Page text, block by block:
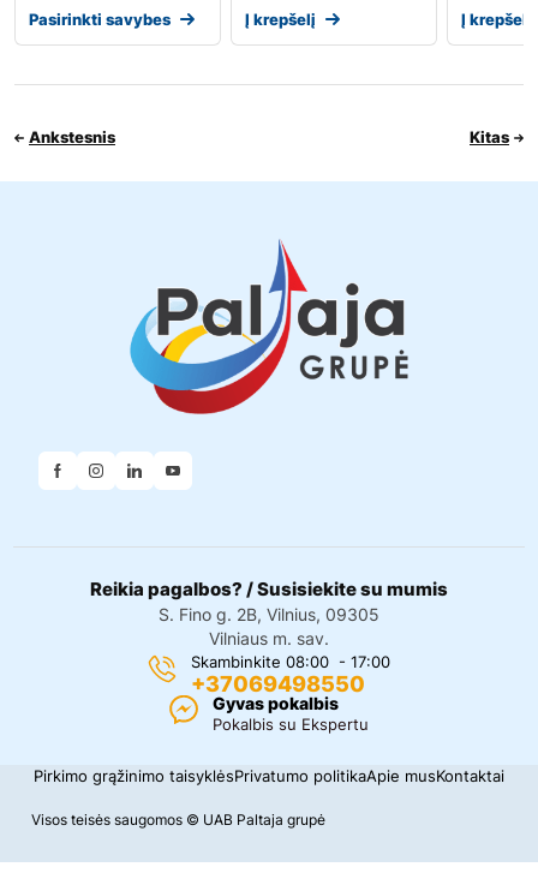
Pasirinkti savybes Į krepšelį Į krepšelį
Ankstesnis Kitas
Reikia pagalbos? / Susisiekite su mumis
S. Fino g. 2B, Vilnius, 09305
Vilniaus m. sav.
Skambinkite 08:00 - 17:00
+37069498550
Gyvas pokalbis
Pokalbis su Ekspertu
Visos teisės saugomos © UAB Paltaja grupė
Pirkimo grąžinimo taisyklėsPrivatumo politikaApie musKontaktai